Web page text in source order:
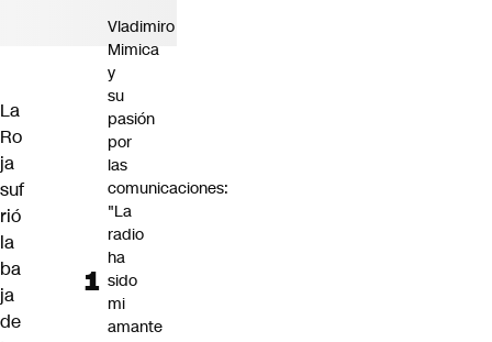
La
Ro
ja
suf
rió
la
ba
ja
de
Vladimiro
Mimica
y
su
pasión
por
las
comunicaciones:
"La
radio
ha
sido
mi
amante